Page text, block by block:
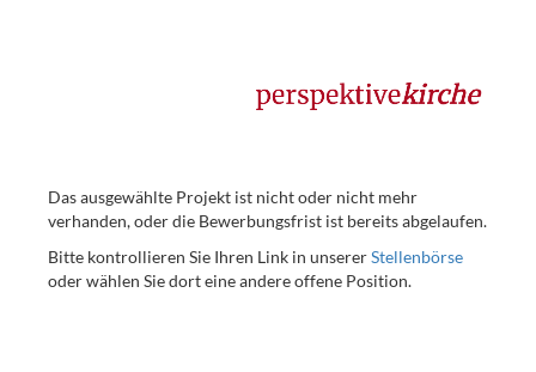
Das ausgewählte Projekt ist nicht oder nicht mehr
verhanden, oder die Bewerbungsfrist ist bereits abgelaufen.
Bitte kontrollieren Sie Ihren Link in unsererStellenbörse
oder wählen Sie dort eine andere offene Position.